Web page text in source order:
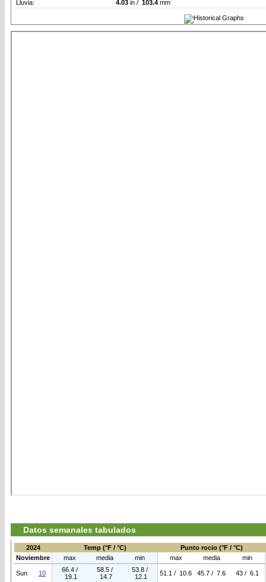
Lluvia:
4.03 in / 103.4 mm
Datos semanales tabulados
2024 Temp (°F / °C)
Punto rocio (°F / °C)
Noviembre
max media min max media min
Sun 10
66.4 /
19.1
58.5 /
14.7
53.8 /
12.1
51.1 / 10.6 45.7 / 7.6 43 / 6.1